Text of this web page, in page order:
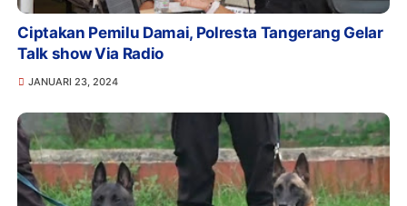
Ciptakan Pemilu Damai, Polresta Tangerang Gelar
Talk show Via Radio
JANUARI 23, 2024